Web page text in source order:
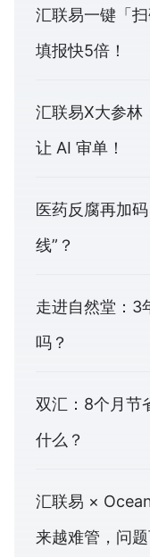
汇联易一键「
填报快5倍！
汇联易X大参林
让 AI 审单！
医药反腐再加
线”？
走进自然堂：3
吗？
双汇：8个月节
什么？
汇联易 ×
来越难管，问